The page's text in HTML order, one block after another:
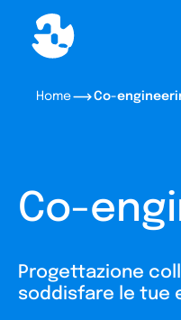
Home Co-
Co-
Progettazione
soddisfare le tue